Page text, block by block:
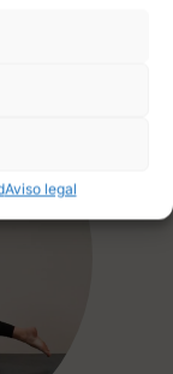
Aviso legal